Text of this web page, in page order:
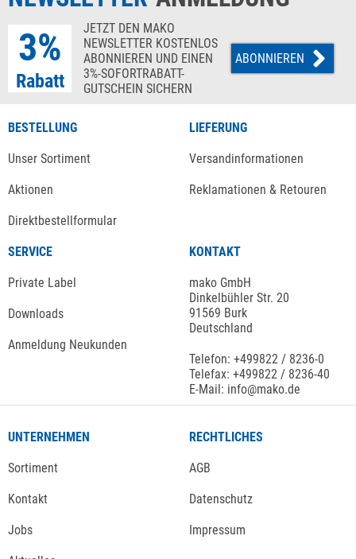
3%
Rabatt
JETZT DEN MAKO
NEWSLETTER KOSTENLOS
ABONNIEREN UND EINEN
3%-SOFORTRABATT-
GUTSCHEIN SICHERN
ABONNIEREN
BESTELLUNG
Unser Sortiment
Aktionen
Direktbestellformular
LIEFERUNG
Versandinformationen
Reklamationen & Retouren
SERVICE
Private Label
Downloads
Anmeldung Neukunden
KONTAKT
mako GmbH
Dinkelbühler Str. 20
91569 Burk
Deutschland
Telefon: +499822 / 8236-0
Telefax: +499822 / 8236-40
E-Mail: info@mako.de
UNTERNEHMEN
Sortiment
Kontakt
Jobs
RECHTLICHES
AGB
Datenschutz
Impressum